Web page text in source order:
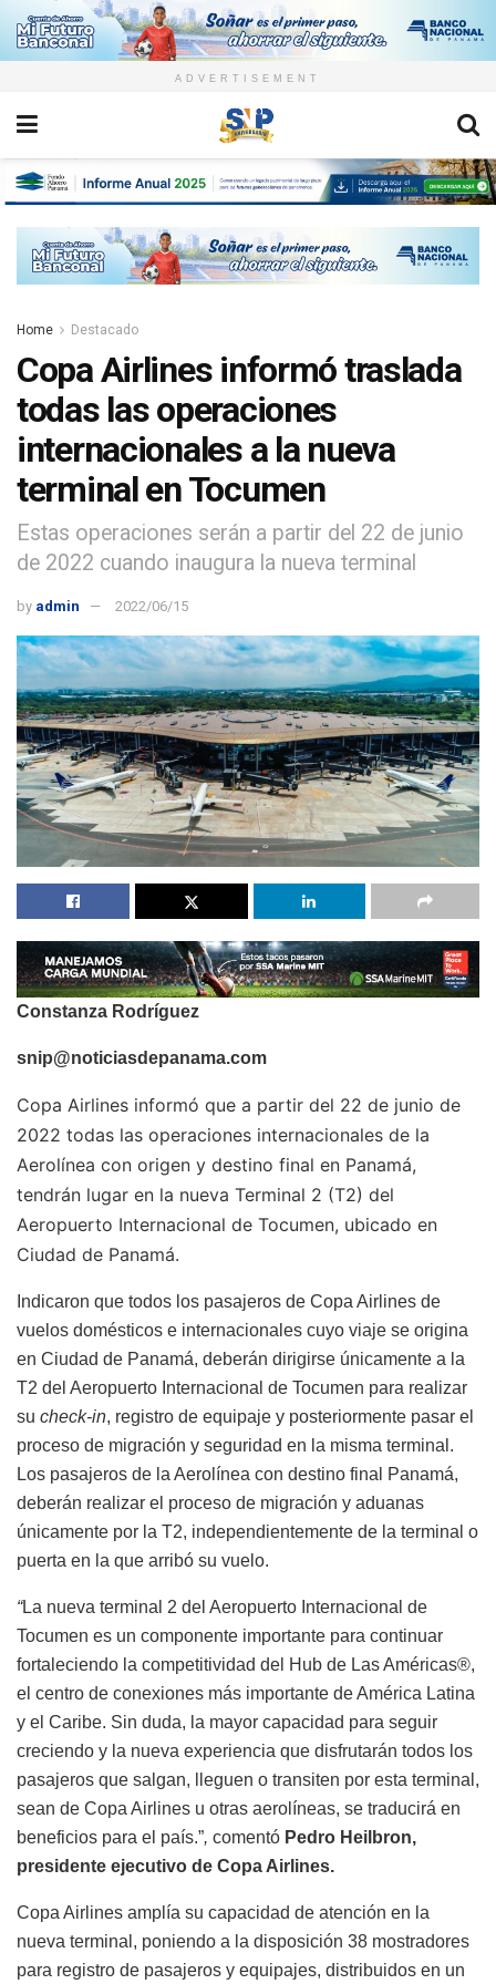
ADVERTISEMENT
Home Destacado
Copa Airlines informó traslada
todas las operaciones
internacionales a la nueva
terminal en Tocumen
Estas operaciones serán a partir del 22 de junio
de 2022 cuando inaugura la nueva terminal
by admin 2022/06/15
Constanza Rodríguez
snip@noticiasdepanama.com
Copa Airlines informó que a partir del 22 de junio de
2022 todas las operaciones internacionales de la
Aerolínea con origen y destino final en Panamá,
tendrán lugar en la nueva Terminal 2 (T2) del
Aeropuerto Internacional de Tocumen, ubicado en
Ciudad de Panamá.
Indicaron que todos los pasajeros de Copa Airlines de
vuelos domésticos e internacionales cuyo viaje se origina
en Ciudad de Panamá, deberán dirigirse únicamente a la
T2 del Aeropuerto Internacional de Tocumen para realizar
su check-in, registro de equipaje y posteriormente pasar el
proceso de migración y seguridad en la misma terminal.
Los pasajeros de la Aerolínea con destino final Panamá,
deberán realizar el proceso de migración y aduanas
únicamente por la T2, independientemente de la terminal o
puerta en la que arribó su vuelo.
“La nueva terminal 2 del Aeropuerto Internacional de
Tocumen es un componente importante para continuar
fortaleciendo la competitividad del Hub de Las Américas®,
el centro de conexiones más importante de América Latina
y el Caribe. Sin duda, la mayor capacidad para seguir
creciendo y la nueva experiencia que disfrutarán todos los
pasajeros que salgan, lleguen o transiten por esta terminal,
sean de Copa Airlines u otras aerolíneas, se traducirá en
beneficios para el país.”, comentó Pedro Heilbron,
presidente ejecutivo de Copa Airlines.
Copa Airlines amplía su capacidad de atención en la
nueva terminal, poniendo a la disposición 38 mostradores
para registro de pasajeros y equipajes, distribuidos en un